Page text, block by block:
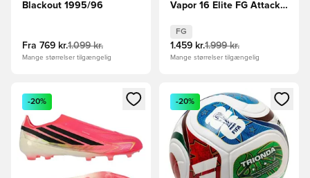
Blackout 1995/96
Fra 769 kr.1.099 kr.
Mange størrelser tilgængelig
Vapor 16 Elite FG Attack -
FG
1.459 kr.1.999 kr.
Mange størrelser tilgængelig
Åbner en Modal til at logge ind eller tilmelde dig som
-20%
Åbner en Modal til at logge
-20%